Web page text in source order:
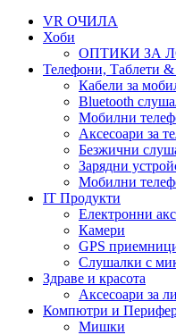
VR ОЧИЛА
Хоби
ОПТИКИ ЗА
Телефони, Таблети
Кабели за
Bluetooth
Мобилни
Аксесоари за
Безжични
Зарядни
Мобилни
IT Продукти
Електронни
Камери
GPS
Слушалки с
Здраве и красота
Аксесоари за
Компютри и
Мишки